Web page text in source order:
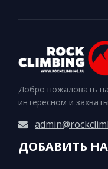
Добро пожаловать
интересном и
ДОБАВИТЬ